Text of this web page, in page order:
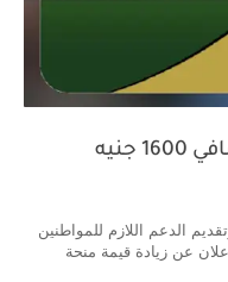
وزارة التموين تعلن عن دعم إضافي 1600 جنيه
الدعم اللازم للمواطنين
عن زيادة قيمة منحة